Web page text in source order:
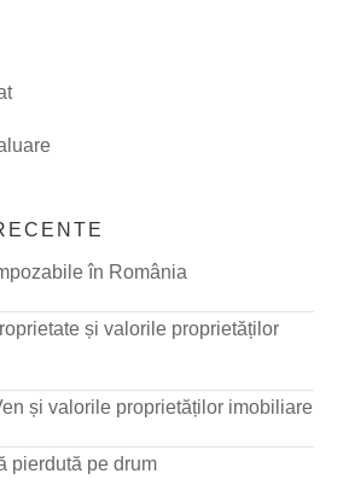
în România
și valorile proprietăților
și valorile proprietăților imobiliare
pierdută pe drum